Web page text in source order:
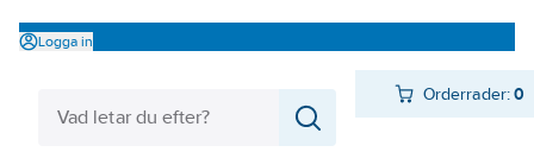
Logga in
Orderrader:0